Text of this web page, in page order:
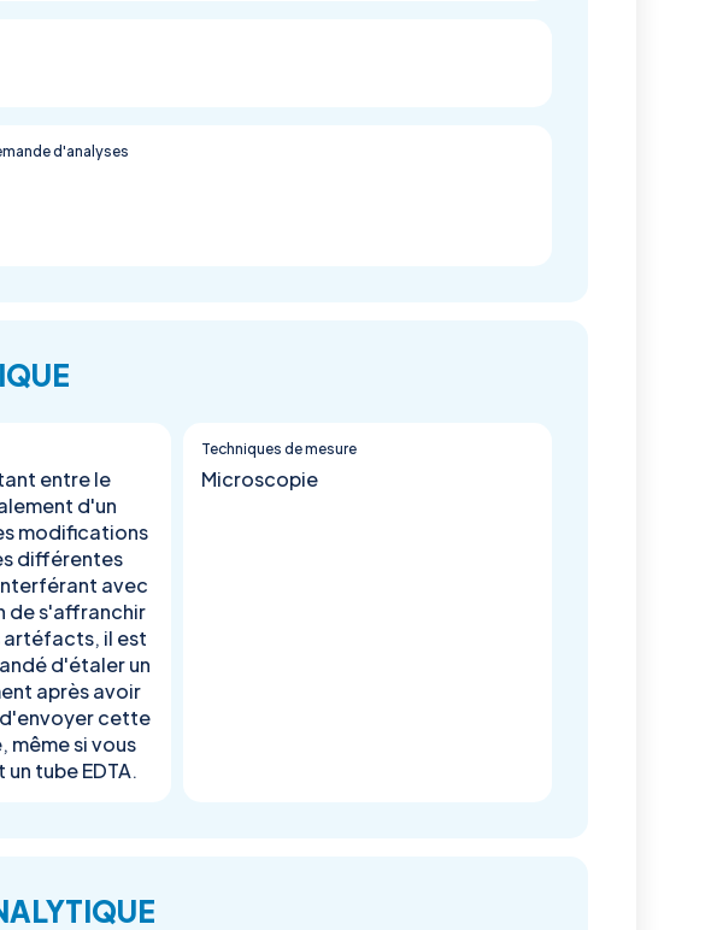
d'analyses
entre le
d'un
modifications
différentes
avec
de s'affranchir
artéfacts, il est
d'étaler un
après avoir
cette
même si vous
tube EDTA.
Techniques de mesure
Microscopie